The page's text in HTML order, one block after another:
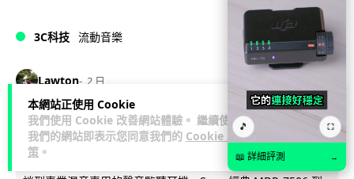
本網站正使用 Cookie
我們使用 Cookie 改善網站體驗。 繼續使用
我們的網站即表示您同意我們的 Cookie 政
策 。
3C科技 流動音樂
Lawton 2 日 89
【評測】Sony IER-M500 入耳式監聽
耳機：現場拍攝、後製監聽與人聲利器
🎵 ⛶
📖 詳細評測 →